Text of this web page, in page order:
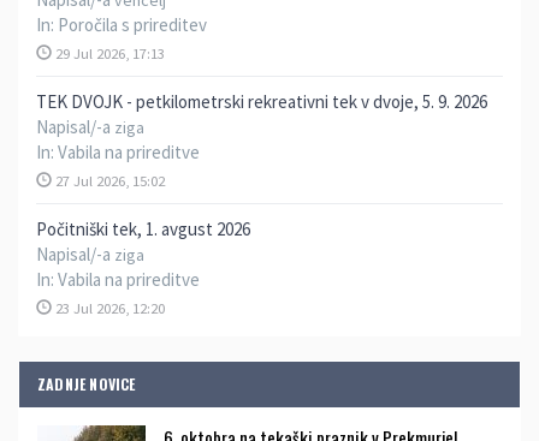
In: Poročila s prireditev
29 Jul 2026, 17:13
TEK DVOJK - petkilometrski rekreativni tek v dvoje, 5. 9. 2026
Napisal/-a ziga
In: Vabila na prireditve
27 Jul 2026, 15:02
Počitniški tek, 1. avgust 2026
Napisal/-a ziga
In: Vabila na prireditve
23 Jul 2026, 12:20
ZADNJE NOVICE